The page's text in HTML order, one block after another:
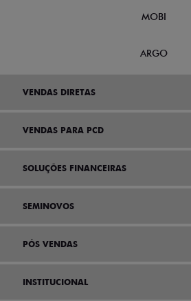
MOBI
ARGO
VENDAS DIRETAS
VENDAS PARA PCD
SOLUÇÕES FINANCEIRAS
SEMINOVOS
PÓS VENDAS
INSTITUCIONAL